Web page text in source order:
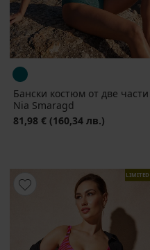
Бански костюм от две части
Nia Smaragd
81,98 € (160,34 лв.)
LIMITED